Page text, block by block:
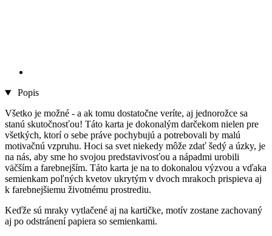
Popis
Všetko je možné - a ak tomu dostatočne veríte, aj jednorožce sa
stanú skutočnosťou! Táto karta je dokonalým darčekom nielen pre
všetkých, ktorí o sebe práve pochybujú a potrebovali by malú
motivačnú vzpruhu. Hoci sa svet niekedy môže zdať šedý a úzky, je
na nás, aby sme ho svojou predstavivosťou a nápadmi urobili
väčším a farebnejším. Táto karta je na to dokonalou výzvou a vďaka
semienkam poľných kvetov ukrytým v dvoch mrakoch prispieva aj
k farebnejšiemu životnému prostrediu.
Keďže sú mraky vytlačené aj na kartičke, motív zostane zachovaný
aj po odstránení papiera so semienkami.